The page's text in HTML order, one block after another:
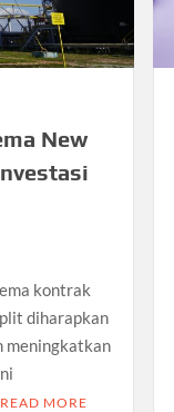
New
kontrak
diharapkan
meningkatkan
READ MORE